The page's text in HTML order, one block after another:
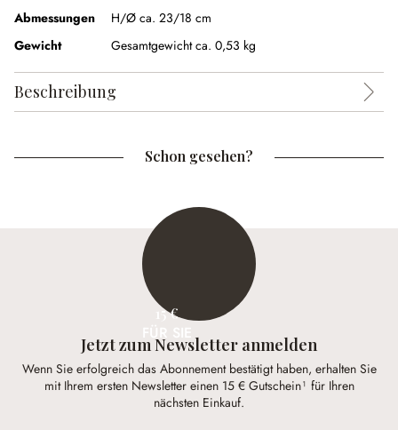
Abmessungen
H/Ø ca. 23/18 cm
Gewicht
Gesamtgewicht ca. 0,53 kg
Beschreibung
Schon gesehen?
15 €
Jetzt zum Newsletter anmelden
Wenn Sie erfolgreich das Abonnement bestätigt haben, erhalten Sie
mit Ihrem ersten Newsletter einen 15 € Gutschein¹ für Ihren
nächsten Einkauf.